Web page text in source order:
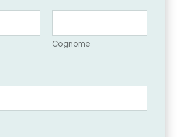
Cognome